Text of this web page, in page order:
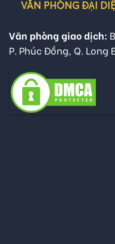
VĂN PHÒNG ĐẠI
Văn phòng giao dịch:
P. Phúc Đồng, Q. Long